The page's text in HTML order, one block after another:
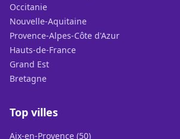
Occitanie
Nouvelle-Aquitaine
Provence-Alpes-Côte d'Azur
Hauts-de-France
Grand Est
Bretagne
Top villes
Aix-en-Provence (50)